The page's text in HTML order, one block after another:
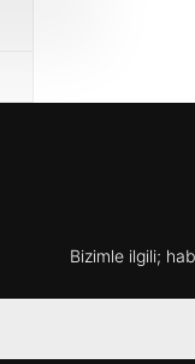
Bizimle ilgili;